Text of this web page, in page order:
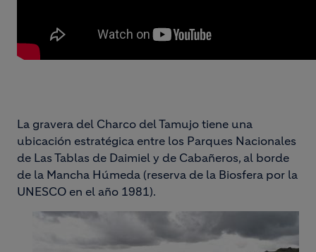
La gravera del Charco del Tamujo tiene una
ubicación estratégica entre los Parques Nacionales
de Las Tablas de Daimiel y de Cabañeros, al borde
de la Mancha Húmeda (reserva de la Biosfera por la
UNESCO en el año 1981).